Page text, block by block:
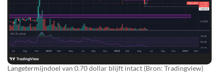
Langetermijndoel van 0.70 dollar blijft intact (Bron: Tradingview)